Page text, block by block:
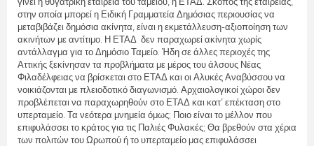
στην οποία μπορεί η Ειδική Γραμματεία Δημόσιας περιουσίας να
μεταβιβάζει δημόσια ακίνητα, είναι η εκμετάλλευση-αξιοποίηση των
ακινήτων με αντίτιμο. Η ΕΤΑΔ δεν παραχωρεί ακίνητα χωρίς
αντάλλαγμα για το Δημόσιο Ταμείο. Ήδη σε άλλες περιοχές της
Αττικής ξεκίνησαν τα προβλήματα με μέρος του άλσους Νέας
Φιλαδέλφειας να βρίσκεται στο ΕΤΑΔ και οι Αλυκές Αναβύσσου να
νοικιάζονται με πλειοδοτικό διαγωνισμό. Αρχαιολογικοί χώροι δεν
προβλέπεται να παραχωρηθούν στο ΕΤΑΔ και κατ’ επέκταση στο
υπερταμείο. Τα νεότερα μνημεία όμως; Ποιο είναι το μέλλον που
επιφυλάσσει το κράτος για τις Παλιές Φυλακές; Θα βρεθούν στα χέρια
των πολιτών του Ωρωπού ή το υπερταμείο μας επιφυλάσσει